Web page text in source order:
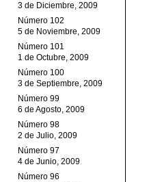
3 de Diciembre, 2009
Número 102
5 de Noviembre, 2009
Número 101
1 de Octubre, 2009
Número 100
3 de Septiembre, 2009
Número 99
6 de Agosto, 2009
Número 98
2 de Julio, 2009
Número 97
4 de Junio, 2009
Número 96